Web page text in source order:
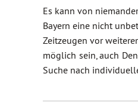
Es kann von
Bayern eine nicht
Zeitzeugen vor
möglich sein, auch
Suche nach